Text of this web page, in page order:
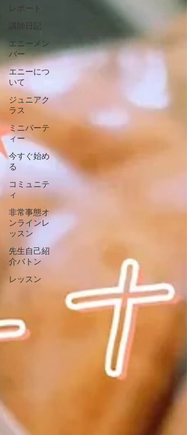
レポート
講師日記
エニーメン
バー
エニーにつ
いて
ジュニアク
ラス
ミニパーテ
ィー
今すぐ始め
る
コミュニテ
ィ
非常事態オ
ンラインレ
ッスン
先生自己紹
介バトン
レッスン